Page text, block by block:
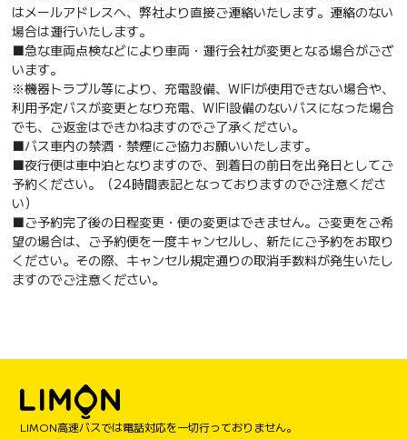
はメールアドレスへ、弊社より直接ご連絡いたします。連絡のない
場合は運行いたします。
■急な車両点検などにより車両・運行会社が変更となる場合がござ
います。
※機器トラブル等により、充電設備、WIFIが使用できない場合や、
利用予定バスが変更となり充電、WIFI設備のないバスになった場合
でも、ご返金はできかねますのでご了承ください。
■バス車内の禁酒・禁煙にご協力お願いいたします。
■夜行便は車中泊となりますので、到着日の前日を出発日としてご
予約ください。（24時間表記となっておりますのでご注意くださ
い）
■ご予約完了後の日程変更・便の変更はできません。ご変更をご希
望の場合は、ご予約便を一度キャンセルし、新たにご予約をお取り
ください。その際、キャンセル規定通りの取消手数料が発生いたし
ますのでご注意ください。
LIMON高速バスでは電話対応を一切行っておりません。